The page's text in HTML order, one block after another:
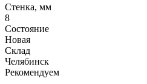
Стенка, мм
8
Состояние
Новая
Склад
Челябинск
Рекомендуем